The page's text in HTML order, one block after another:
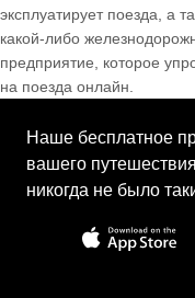
эксплуатирует поезда, а
какой-либо
предприятие, которое
на поезда онлайн.
Наше бесплатное
вашего
никогда не было